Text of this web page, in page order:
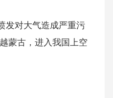
发对大气造成严重污
蒙古，进入我国上空